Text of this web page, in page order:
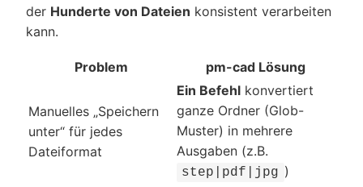
der Hunderte von Dateien konsistent verarbeiten
kann.
Problem pm-cad Lösung
Manuelles „Speichern
unter“ für jedes
Dateiformat
Ein Befehl konvertiert
ganze Ordner (Glob-
Muster) in mehrere
Ausgaben (z.B.
step|pdf|jpg )